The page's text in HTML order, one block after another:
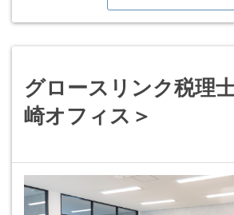
グロースリンク税理
崎オフィス＞